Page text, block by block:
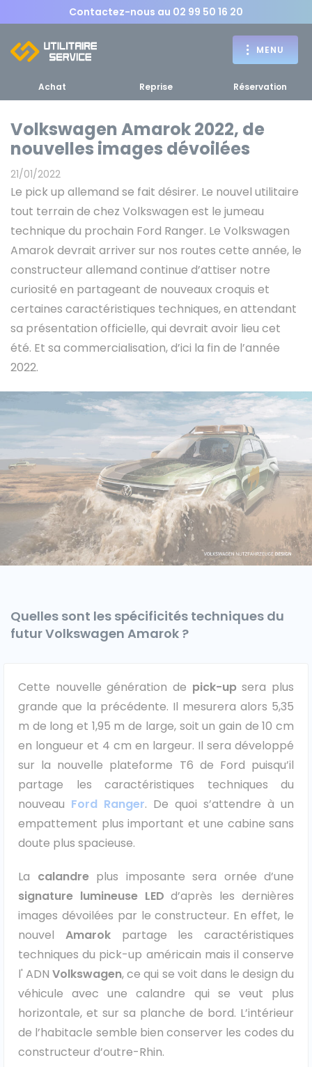
Contactez-nous au 02 99 50 16 20
MENU
RETOUR
MENU
d'un utilitaire
Fourgons Camionnettes
Bennes, plateaux
spécifiques
Minibus
Voitures de société et Pick-
up
MARQUES
Fiat
Isuzu
Iveco
Maxus
Nissan
Peugeot
Volkswagen
Véhicules 0 km
Tous les véhicules
Réservation véhicule
RETOUR MENU
Achat Reprise Réservation
Volkswagen Amarok 2022, de
nouvelles images dévoilées
21/01/2022
Le pick up allemand se fait désirer. Le nouvel utilitaire
tout terrain de chez Volkswagen est le jumeau
technique du prochain Ford Ranger. Le Volkswagen
Amarok devrait arriver sur nos routes cette année, le
constructeur allemand continue d’attiser notre
curiosité en partageant de nouveaux croquis et
certaines caractéristiques techniques, en attendant
sa présentation officielle, qui devrait avoir lieu cet
été. Et sa commercialisation, d’ici la fin de l’année
2022.
Quelles sont les spécificités techniques du
futur Volkswagen Amarok ?
Cette nouvelle génération de pick-upsera plus
grande que la précédente. Il mesurera alors 5,35
m de long et 1,95 m de large, soit un gain de 10 cm
en longueur et 4 cm en largeur. Il sera développé
sur la nouvelle plateforme T6 de Ford puisqu’il
partage les caractéristiques techniques du
nouveau Ford Ranger. De quoi s’attendre à un
empattement plus important et une cabine sans
doute plus spacieuse.
La calandreplus imposante sera ornée d’une
signature lumineuse LED d’après les dernières
images dévoilées par le constructeur. En effet, le
nouvel Amarokpartage les caractéristiques
techniques du pick-up américain mais il conserve
l' ADNVolkswagen, ce qui se voit dans le design du
véhicule avec une calandre qui se veut plus
horizontale, et sur sa planche de bord. L’intérieur
de l’habitacle semble bien conserver les codes du
constructeur d’outre-Rhin.